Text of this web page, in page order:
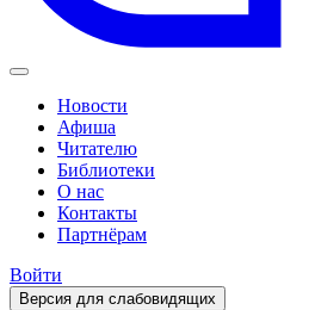
Новости
Афиша
Читателю
Библиотеки
О нас
Контакты
Партнёрам
Войти
Версия для слабовидящих